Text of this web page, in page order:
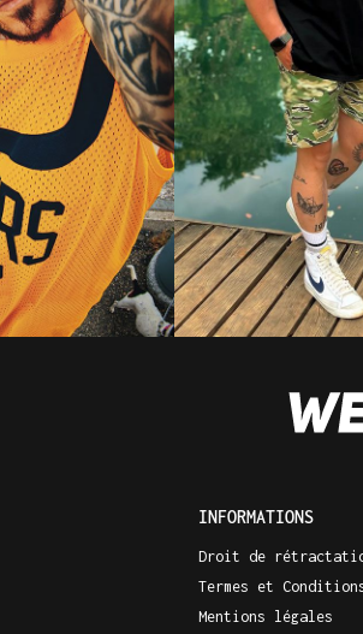
INFORMATIONS
Droit de
Termes et
Mentions légales